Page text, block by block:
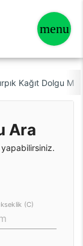
Kağıt Dolgu
Ara
(C)